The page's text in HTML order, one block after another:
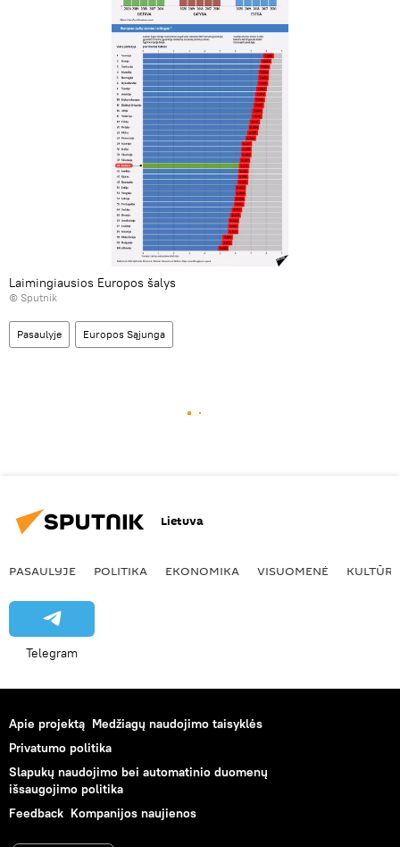
Laimingiausios Europos šalys
© Sputnik
Pasaulyje Europos Sąjunga
Lietuva
PASAULYJE POLITIKA EKONOMIKA VISUOMENĖ KULTŪRA
Telegram
Apie projektą Medžiagų naudojimo taisyklės
Privatumo politika
Slapukų naudojimo bei automatinio duomenų
išsaugojimo politika
Feedback Kompanijos naujienos